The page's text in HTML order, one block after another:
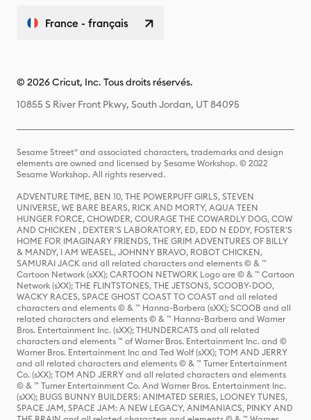
France - français
© 2026 Cricut, Inc. Tous droits réservés.
10855 S River Front Pkwy, South Jordan, UT 84095
Sesame Street® and associated characters, trademarks and design
elements are owned and licensed by Sesame Workshop. © 2022
Sesame Workshop. All rights reserved.
ADVENTURE TIME, BEN 10, THE POWERPUFF GIRLS, STEVEN
UNIVERSE, WE BARE BEARS, RICK AND MORTY, AQUA TEEN
HUNGER FORCE, CHOWDER, COURAGE THE COWARDLY DOG, COW
AND CHICKEN , DEXTER'S LABORATORY, ED, EDD N EDDY, FOSTER'S
HOME FOR IMAGINARY FRIENDS, THE GRIM ADVENTURES OF BILLY
& MANDY, I AM WEASEL, JOHNNY BRAVO, ROBOT CHICKEN,
SAMURAI JACK and all related characters and elements © & ™
Cartoon Network (sXX); CARTOON NETWORK Logo are © & ™ Cartoon
Network (sXX); THE FLINTSTONES, THE JETSONS, SCOOBY-DOO,
WACKY RACES, SPACE GHOST COAST TO COAST and all related
characters and elements © & ™ Hanna-Barbera (sXX); SCOOB and all
related characters and elements © & ™ Hanna-Barbera and Warner
Bros. Entertainment Inc. (sXX); THUNDERCATS and all related
characters and elements ™ of Warner Bros. Entertainment Inc. and ©
Warner Bros. Entertainment Inc and Ted Wolf (sXX); TOM AND JERRY
and all related characters and elements © & ™ Turner Entertainment
Co. (sXX); TOM AND JERRY and all related characters and elements
© & ™ Turner Entertainment Co. And Warner Bros. Entertainment Inc.
(sXX); BUGS BUNNY BUILDERS: ANIMATED SERIES, LOONEY TUNES,
SPACE JAM, SPACE JAM: A NEW LEGACY, ANIMANIACS, PINKY AND